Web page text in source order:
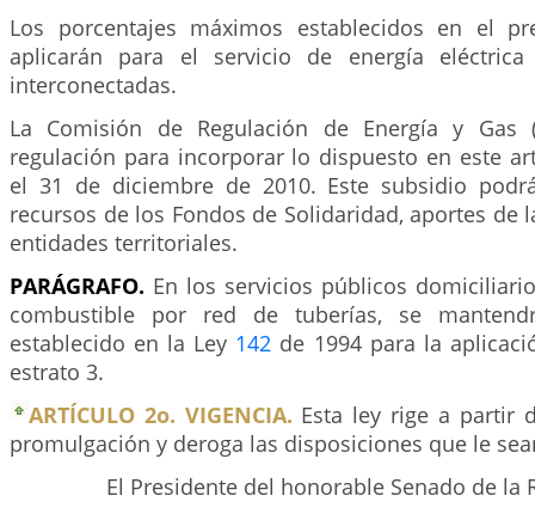
Los porcentajes máximos establecidos en el
aplicarán para el servicio de energía
interconectadas.
La Comisión de Regulación de Energía y Gas
regulación para incorporar lo dispuesto en este
el 31 de diciembre de 2010. Este subsidio
recursos de los Fondos de Solidaridad, aportes de
entidades territoriales.
PARÁGRAFO. En los servicios públicos
combustible por red de tuberías, se
establecido en la Ley 142 de 1994 para la
estrato 3.
ARTÍCULO 2o. VIGENCIA. Esta ley rige a partir
promulgación y deroga las disposiciones que le
El Presidente del honorable Senado de la